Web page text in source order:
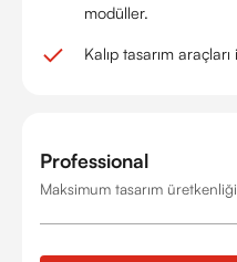
modüller.
Kalıp tasarım
Professional
Maksimum tasarım